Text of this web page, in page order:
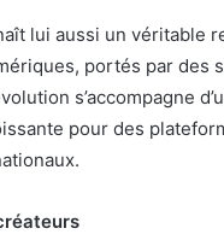
lui aussi un véritable
portés par des
s’accompagne
pour des